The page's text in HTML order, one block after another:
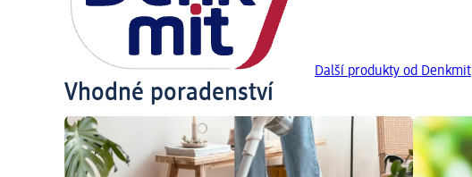
Další produkty od Denkmit
Vhodné poradenství